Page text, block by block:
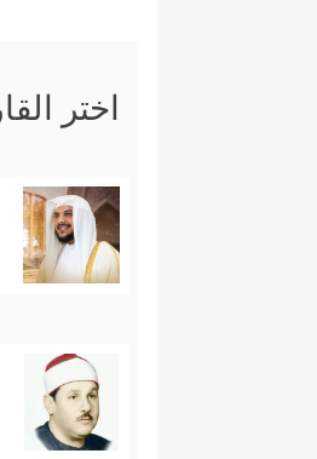
-
بِهِۦۤۚ
كُلِّ بَابࣲ﴿٢٣﴾
اختر